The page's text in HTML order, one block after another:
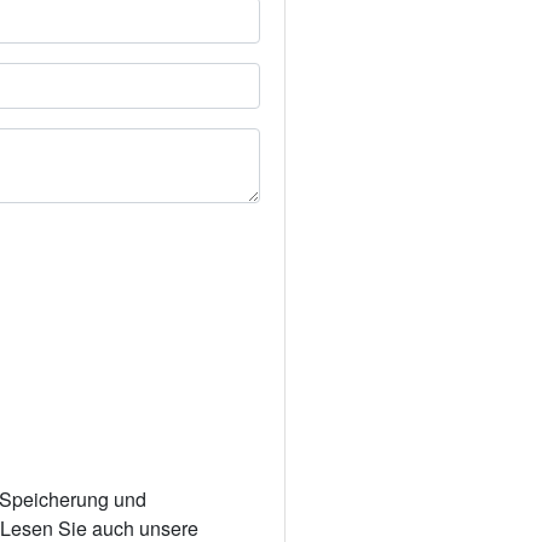
und
Sie auch unsere